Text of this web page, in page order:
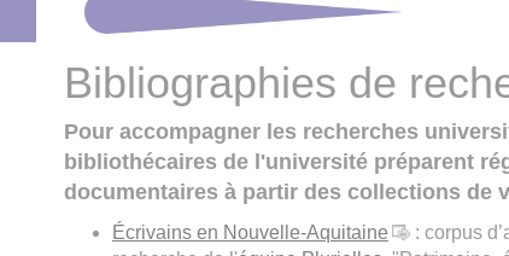
Bibliographies de
Pour accompagner les recherches
bibliothécaires de l'université préparent
documentaires à partir des collections de
Écrivains en Nouvelle-Aquitaine
: corpus